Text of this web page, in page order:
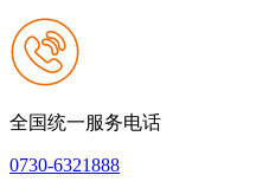
全国统一服务电话
0730-6321888